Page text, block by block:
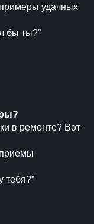
удачных
бы ты?”
в ремонте? Вот
тебя?”